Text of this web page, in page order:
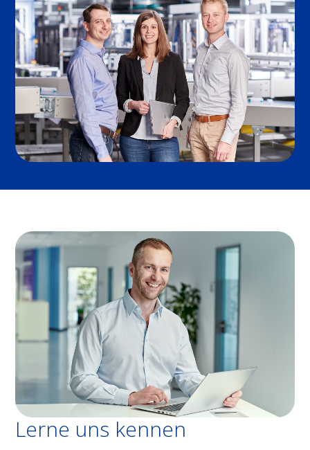
Lerne uns kennen